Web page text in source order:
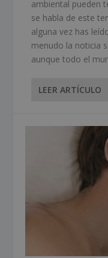
ambiental pueden
se habla de este
alguna vez has
menudo la noticia
aunque todo el
LEER ARTÍCULO